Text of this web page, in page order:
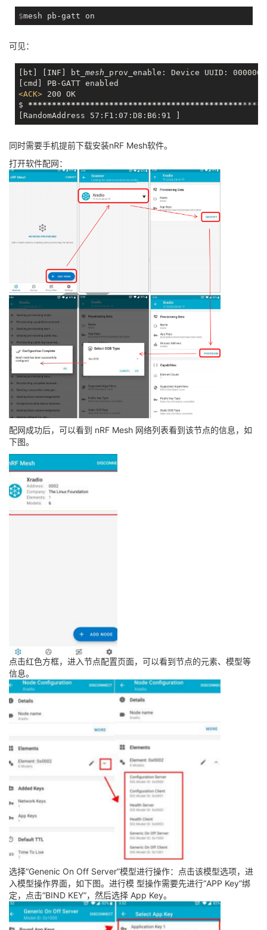
$mesh pb-gatt on
可见：
[bt] [INF] bt _mesh_ prov_enable: Device UUID:
<ACK> 200 OK
$ *************************************************
同时需要手机提前下载安装nRF Mesh软件。
打开软件配网：
配网成功后，可以看到 nRF Mesh 网络列表看到该节点的信息，如
下图。
点击红色方框，进入节点配置页面，可以看到节点的元素、模型等
信息。
选择“Genenic On Off Server”模型进行操作：点击该模型选项，进
入模型操作界面，如下图。进行模 型操作需要先进行“APP Key”绑
定，点击“BIND KEY”，然后选择 App Key。